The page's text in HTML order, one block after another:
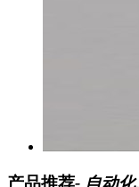
产品推荐- 自动